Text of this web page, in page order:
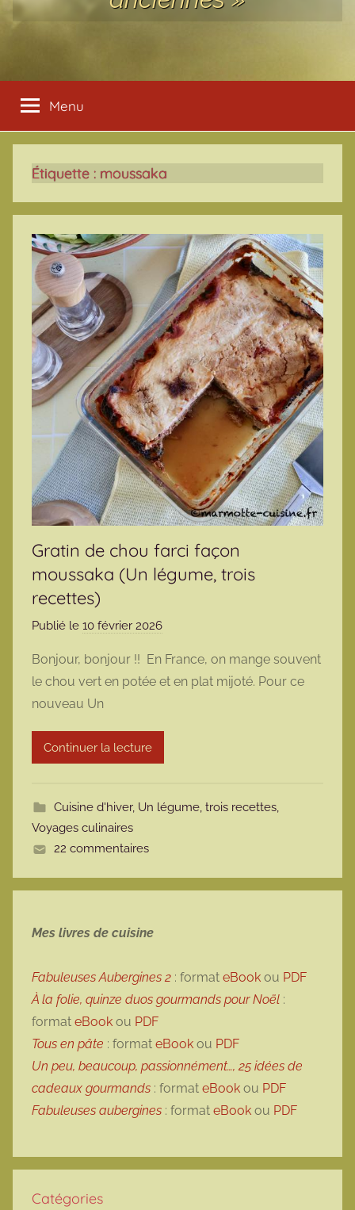
Menu
Étiquette : moussaka
Gratin de chou farci façon
moussaka (Un légume, trois
recettes)
Publié le 10 février 2026
r
m
r
t
Bonjour, bonjour !! En France, on mange souvent
le chou vert en potée et en plat mijoté. Pour ce
nouveau Un
Continuer la lecture
Cuisine d'hiver, Un légume, trois recettes,
Voyages culinaires
22 commentaires
Mes livres de cuisine
Fabuleuses Aubergines 2 : format eBook ou PDF
À la folie, quinze duos gourmands pour Noël :
format eBook ou PDF
Tous en pâte : format eBook ou PDF
Un peu, beaucoup, passionnément…, 25 idées de
cadeaux gourmands : format eBook ou PDF
Fabuleuses aubergines : format eBook ou PDF
Catégories